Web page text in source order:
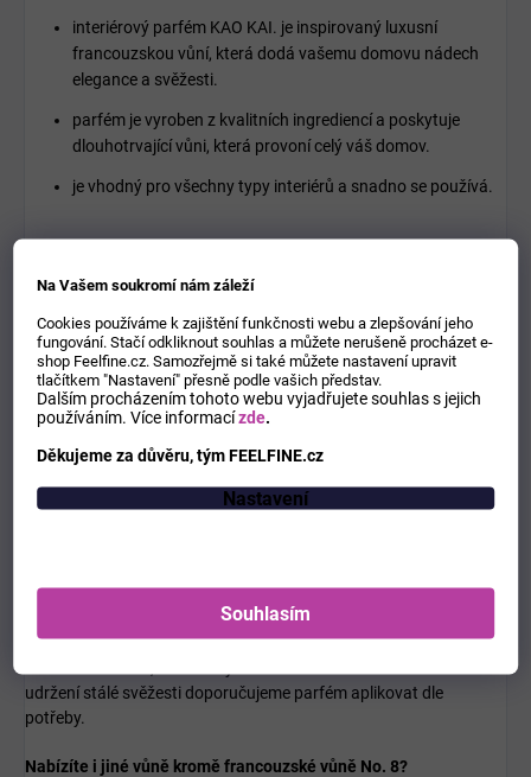
Na Vašem soukromí nám záleží
Cookies používáme k zajištění funkčnosti webu a zlepšování jeho
fungování. Stačí odkliknout souhlas a můžete nerušeně procházet e-
shop Feelfine.cz. Samozřejmě si také můžete nastavení upravit
tlačítkem "Nastavení" přesně podle vašich představ.
Dalším procházením tohoto webu vyjadřujete souhlas s jejich
používáním.Více informacízde.
Děkujeme za důvěru, tým FEELFINE.cz
Nastavení
Souhlasím
interiérový parfém KAO KAI. je inspirovaný luxusní
francouzskou vůní, která dodá vašemu domovu nádech
elegance a svěžesti.
parfém je vyroben z kvalitních ingrediencí a poskytuje
dlouhotrvající vůni, která provoní celý váš domov.
je vhodný pro všechny typy interiérů a snadno se používá.
rozprašovače. Jednoduše nastříkejte parfém do vzduchu v
místnosti, na textilie jako jsou závěsy nebo polštáře nebo na jiné
povrchy jako koberce či nábytek. Vůně se postupně uvolňuje a
prování váš domov.
Je interiérový parfém KAO KAI. bezpečný pro domácnosti se
zvířaty nebo dětmi?
Ano, interiérový parfém KAO KAI. je vyroben z bezpečných
ingrediencí a při správném použití nepředstavuje riziko pro zvířata
Jak dlouho vydrží vůně interiérového parfému KAO KAI.?
Délka trvání vůně závisí na více faktorech, jako je velikost
místnosti, ventilace a množství použitého parfému. Obecně však
udržení stálé svěžesti doporučujeme parfém aplikovat dle
potřeby.
Nabízíte i jiné vůně kromě francouzské vůně No. 8?